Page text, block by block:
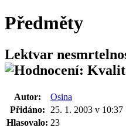
Předměty
Lektvar
Autor:
Osina
Přidáno:
25. 1. 2003 v 10:37
Hlasovalo: 23